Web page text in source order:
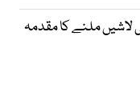
لاشیں ملنے کا مقدمہ